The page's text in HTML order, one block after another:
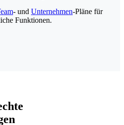
- und Unternehmen-Pläne für
Funktionen.